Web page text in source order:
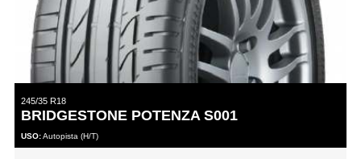
245/35 R18
BRIDGESTONE POTENZA S001
USO:Autopista (H/T)